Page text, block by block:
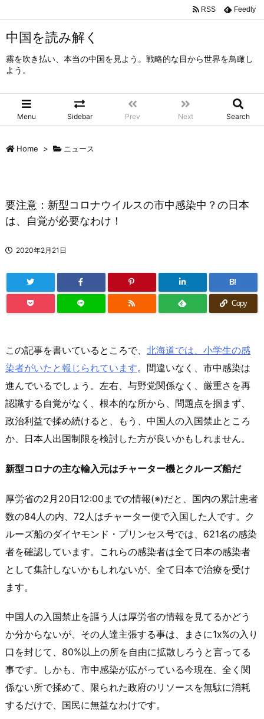
中国を読み解く
霧を吹き払い、本当の中国を見よう。戦略的な目から世界を鳥瞰し
よう。
Menu Sidebar Prev Next Search
RSS Feedly
Home > ニュース
要注意：新型コロナウイルスの市中感染中？の日本
は、自覚が必要なわけ！
2020年2月21日
B!
Copy
この記事を書いているところで、 北海道では、小学生の感
染者がいたと報じられています。間違いなく、市中感染は
進んでいるでしょう。左右、与野党関係なく、厳重さを再
認識する自覚がなく、根本的な所から、問題点を掴まず、
政治利益で揉め続けると、もう、中国人の入国禁止ところ
か、日本人出国制限を検討した方が良いかもしれません。
新型コロナの主な輸入元はチャーター機とクルーズ船だ
厚労省の2月20日12:00までの情報(※)だと、国内の累計患者
数の84人の内、72人はチャーター便で入国した人です。ク
ルーズ船のダイヤモンド・プリンセス号では、621名の感染
者を確認しています。これらの感染者は全て日本の感染者
として集計しないかもしれないが、全て日本で治療を受け
ます。
中国人の入国禁止を謳う人は厚労省の情報を見てるかどう
か分からないが、その人達主張する事は、まさに1x%の入り
口を封じて、80%以上の所を自由に拡散しろうと言ってる
事です。しかも、市中感染が広がっている今現在、全く関
係ない所で揉めて、限られた政府のリソースを無駄に消耗
するだけで、国民に無益なわけです。